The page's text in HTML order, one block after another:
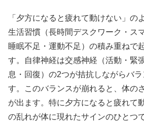
「夕方になると疲れて動けない」の
生活習慣（長時間デスクワーク・ス
睡眠不足・運動不足）の積み重ねで
す。自律神経は交感神経（活動・緊
息・回復）の2つが拮抗しながらバ
す。このバランスが崩れると、体の
が出ます。特に夕方になると疲れて
の乱れが体に現れたサインのひとつ